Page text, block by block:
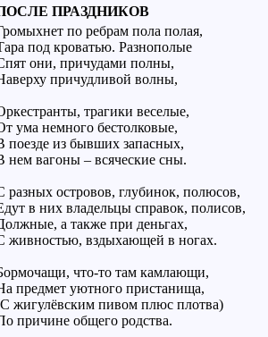
ПРАЗДНИКОВ
по ребрам пола полая,
под кроватью. Разнополые
они, причудами полны,
причудливой волны,
трагики веселые,
ума немного бестолковые,
поезде из бывших запасных,
нем вагоны – всяческие сны.
разных островов, глубинок, полюсов,
в них владельцы справок, полисов,
а также при деньгах,
живностью, вздыхающей в ногах.
что-то там камлающи,
предмет уютного пристанища,
жигулёвским пивом плюс плотва)
причине общего родства.